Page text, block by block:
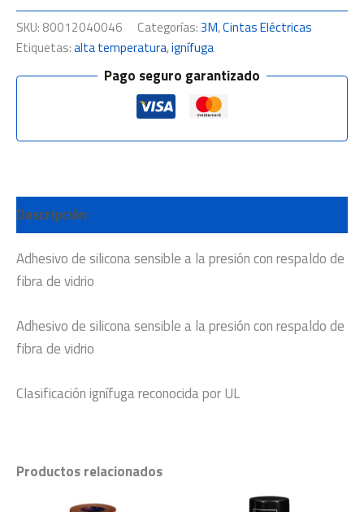
SKU: 80012040046 Categorías:3M,Cintas Eléctricas
Etiquetas:alta temperatura,ignífuga
Pago seguro garantizado
Descripción
Adhesivo de silicona sensible a la presión con respaldo de
fibra de vidrio
Adhesivo de silicona sensible a la presión con respaldo de
fibra de vidrio
Clasificación ignífuga reconocida por UL
Productos relacionados